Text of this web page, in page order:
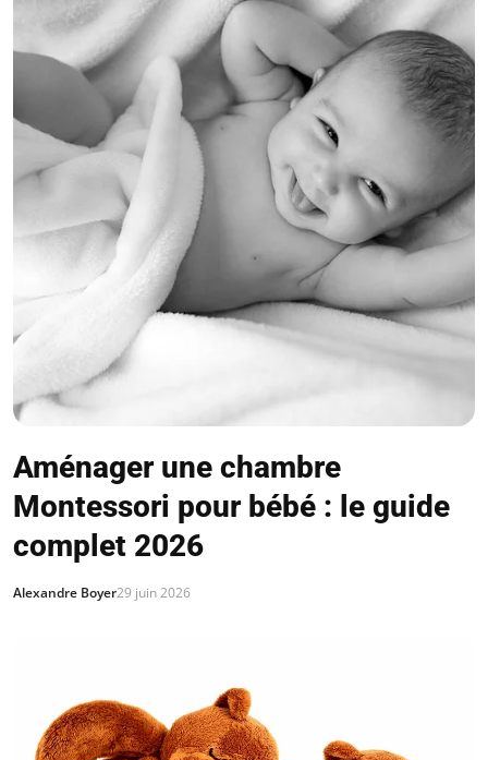
Aménager une chambre
Montessori pour bébé : le guide
complet 2026
Alexandre Boyer29 juin 2026